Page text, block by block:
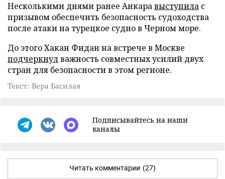
Несколькими днями ранее Анкаравыступила с
призывом обеспечить безопасность судоходства
после атаки на турецкое судно в Черном море.
До этого Хакан Фидан на встрече в Москве
подчеркнулважность совместных усилий двух
стран для безопасности в этом регионе.
Текст: Вера Басилая
Подписывайтесь на наши
каналы
Читать комментарии (27)